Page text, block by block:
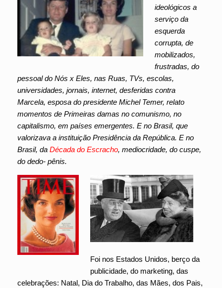
ideológicos a
serviço da
esquerda
corrupta, de
mobilizados,
frustradas, do
pessoal do Nós x Eles, nas Ruas, TVs, escolas,
universidades, jornais, internet, desferidas contra
Marcela, esposa do presidente Michel Temer, relato
momentos de Primeiras damas no comunismo, no
capitalismo, em países emergentes. E no Brasil, que
valorizava a instituição Presidência da República. E no
Brasil, da Década do Escracho, mediocridade, do cuspe,
do dedo- pênis.
Foi nos Estados Unidos, berço da
publicidade, do marketing, das
celebrações: Natal, Dia do Trabalho, das Mães, dos Pais,